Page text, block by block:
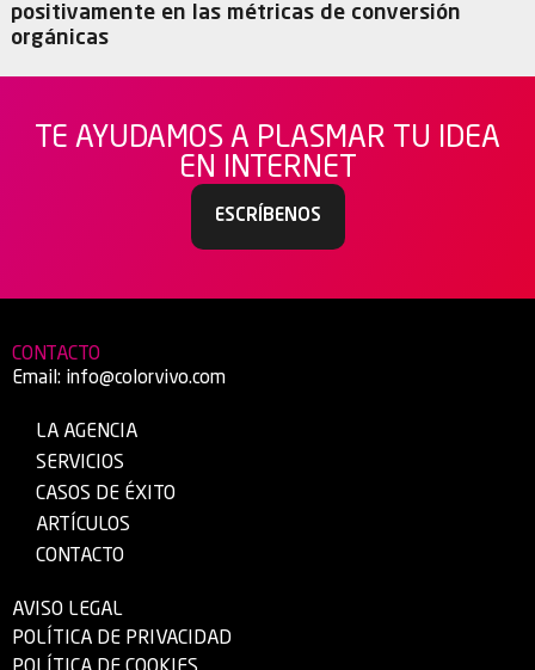
positivamente en las métricas de conversión
orgánicas
TE AYUDAMOS A PLASMAR TU IDEA
EN INTERNET
ESCRÍBENOS
CONTACTO
Email: info@colorvivo.com
LA AGENCIA
SERVICIOS
CASOS DE ÉXITO
ARTÍCULOS
CONTACTO
AVISO LEGAL
POLÍTICA DE PRIVACIDAD